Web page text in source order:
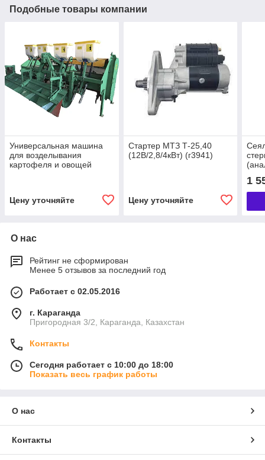
Подобные товары компании
Универсальная машина
для возделывания
картофеля и овощей
Цену уточняйте
Стартер МТЗ Т-25,40
(12В/2,8/4кВт) (г3941)
Цену уточняйте
1
О нас
Рейтинг не сформирован
Менее 5 отзывов за последний год
Работает с 02.05.2016
г. Караганда
Пригородная 3/2, Караганда, Казахстан
Контакты
Сегодня работает с 10:00 до 18:00
Показать весь график работы
О нас
Контакты